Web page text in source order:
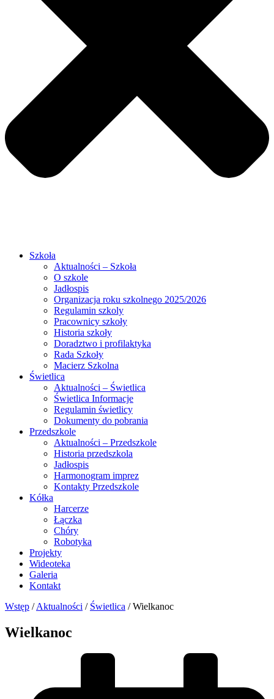
Szkoła
Aktualności – Szkoła
O szkole
Jadłospis
Organizacja roku szkolnego 2025/2026
Regulamin szkoly
Pracownicy szkoły
Historia szkoły
Doradztwo i profilaktyka
Rada Szkoły
Macierz Szkolna
Świetlica
Aktualności – Świetlica
Świetlica Informacje
Regulamin świetlicy
Dokumenty do pobrania
Przedszkole
Aktualności – Przedszkole
Historia przedszkola
Jadłospis
Harmonogram imprez
Kontakty Przedszkole
Kółka
Harcerze
Łączka
Chóry
Robotyka
Projekty
Wideoteka
Galeria
Kontakt
Wstęp / Aktualności / Świetlica / Wielkanoc
Wielkanoc